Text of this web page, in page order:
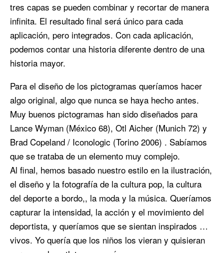
tres capas se pueden combinar y recortar de manera
infinita. El resultado final será único para cada
aplicación, pero integrados. Con cada aplicación,
podemos contar una historia diferente dentro de una
historia mayor.
Para el diseño de los pictogramas queríamos hacer
algo original, algo que nunca se haya hecho antes.
Muy buenos pictogramas han sido diseñados para
Lance Wyman (México 68), Otl Aicher (Munich 72) y
Brad Copeland / Iconologic (Torino 2006) . Sabíamos
que se trataba de un elemento muy complejo.
Al final, hemos basado nuestro estilo en la ilustración,
el diseño y la fotografía de la cultura pop, la cultura
del deporte a bordo,, la moda y la música. Queríamos
capturar la intensidad, la acción y el movimiento del
deportista, y queríamos que se sientan inspirados …
vivos. Yo quería que los niños los vieran y quisieran